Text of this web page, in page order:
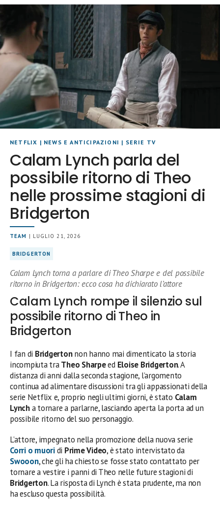
NETFLIX | NEWS E ANTICIPAZIONI | SERIE TV
Calam Lynch parla del
possibile ritorno di Theo
nelle prossime stagioni di
Bridgerton
TEAM | LUGLIO 21, 2026
BRIDGERTON
Calam Lynch torna a parlare di Theo Sharpe e del possibile
ritorno in Bridgerton: ecco cosa ha dichiarato l’attore
Calam Lynch rompe il silenzio sul
possibile ritorno di Theo in
Bridgerton
I fan di Bridgertonnon hanno mai dimenticato la storia
incompiuta traTheo Sharpeed Eloise Bridgerton. A
distanza di anni dalla seconda stagione, l’argomento
continua ad alimentare discussioni tra gli appassionati della
serie Netflix e, proprio negli ultimi giorni, è stato Calam
Lyncha tornare a parlarne, lasciando aperta la porta ad un
possibile ritorno del suo personaggio.
L’attore, impegnato nella promozione della nuova serie
Corri o muoridi Prime Video, è stato intervistato da
Swooon, che gli ha chiesto se fosse stato contattato per
tornare a vestire i panni di Theo nelle future stagioni di
Bridgerton. La risposta di Lynch è stata prudente, ma non
ha escluso questa possibilità.